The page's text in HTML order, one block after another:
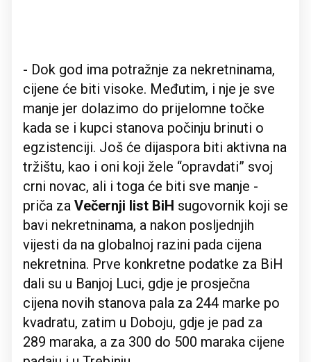
- Dok god ima potražnje za nekretninama,
cijene će biti visoke. Međutim, i nje je sve
manje jer dolazimo do prijelomne točke
kada se i kupci stanova počinju brinuti o
egzistenciji. Još će dijaspora biti aktivna na
tržištu, kao i oni koji žele “opravdati” svoj
crni novac, ali i toga će biti sve manje -
priča za Večernji list BiH sugovornik koji se
bavi nekretninama, a nakon posljednjih
vijesti da na globalnoj razini pada cijena
nekretnina. Prve konkretne podatke za BiH
dali su u Banjoj Luci, gdje je prosječna
cijena novih stanova pala za 244 marke po
kvadratu, zatim u Doboju, gdje je pad za
289 maraka, a za 300 do 500 maraka cijene